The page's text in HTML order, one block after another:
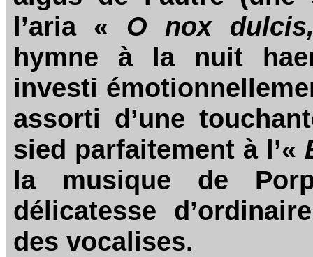
l’aria « O nox
hymne à la nuit
investi
assorti d’une
sied parfaitement à l’«
la musique de
délicatesse
des vocalises.